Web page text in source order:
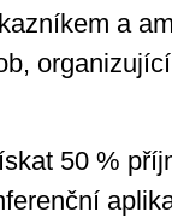
a
50 %